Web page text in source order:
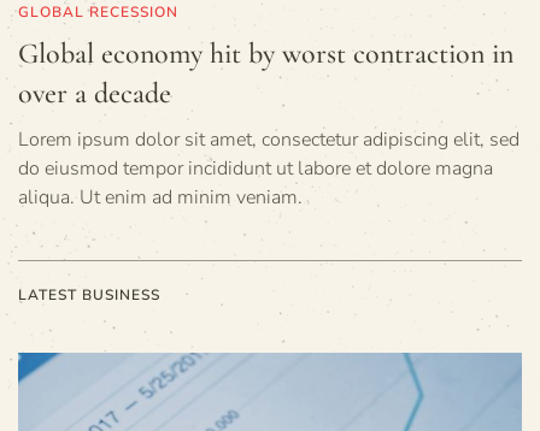
GLOBAL RECESSION
Global economy hit by worst contraction in
over a decade
Lorem ipsum dolor sit amet, consectetur adipiscing elit, sed
do eiusmod tempor incididunt ut labore et dolore magna
aliqua. Ut enim ad minim veniam.
LATEST BUSINESS